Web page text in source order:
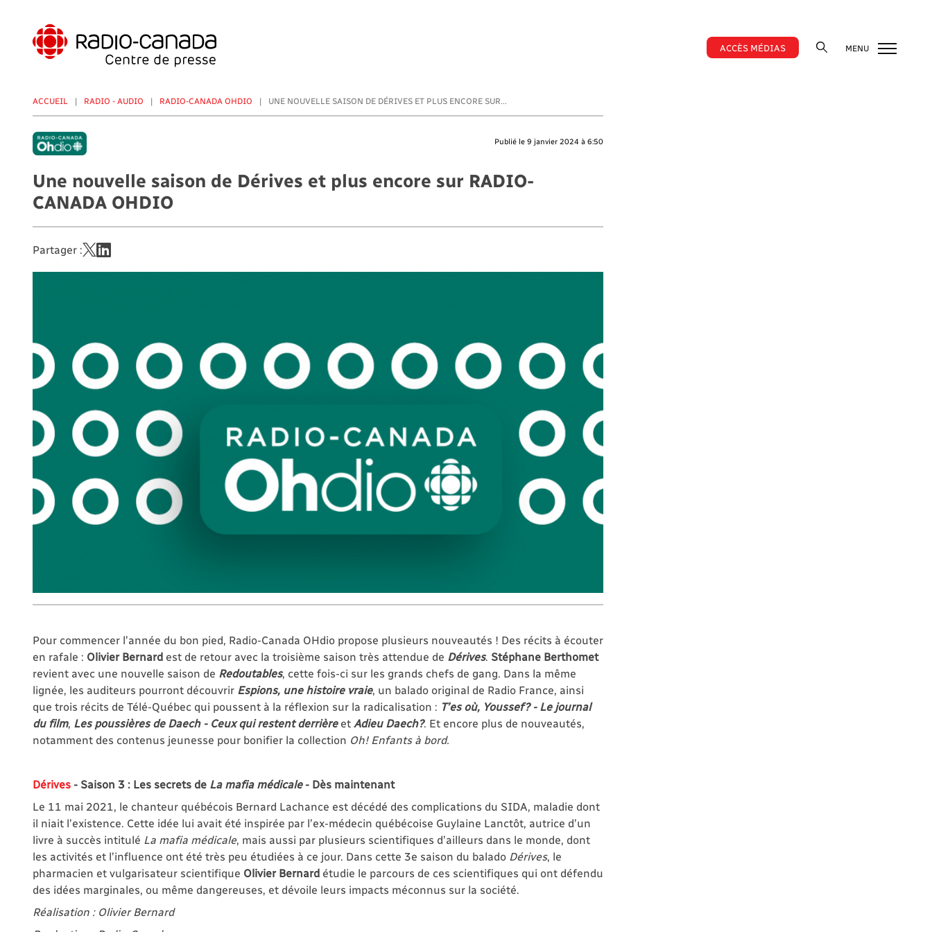
contenu
principal
ACCÈS MÉDIAS MENU
ACCUEIL RADIO - AUDIO RADIO-CANADA OHDIO UNE NOUVELLE SAISON DE DÉRIVES ET PLUS ENCORE SUR...
Publié le 9 janvier 2024 à 6:50
Une nouvelle saison de Dérives et plus encore sur RADIO-
CANADA OHDIO
Partager :
Pour commencer l’année du bon pied, Radio-Canada OHdio propose plusieurs nouveautés ! Des récits à écouter
en rafale : Olivier Bernard est de retour avec la troisième saison très attendue de Dérives. Stéphane Berthomet
revient avec une nouvelle saison de Redoutables, cette fois-ci sur les grands chefs de gang. Dans la même
lignée, les auditeurs pourront découvrir Espions, une histoire vraie, un balado original de Radio France, ainsi
que trois récits de Télé-Québec qui poussent à la réflexion sur la radicalisation : T’es où, Youssef? - Le journal
du film, Les poussières de Daech - Ceux qui restent derrière et Adieu Daech?. Et encore plus de nouveautés,
notamment des contenus jeunesse pour bonifier la collection Oh! Enfants à bord.
Dérives - Saison 3 : Les secrets de La mafia médicale- Dès maintenant
Le 11 mai 2021, le chanteur québécois Bernard Lachance est décédé des complications du SIDA, maladie dont
il niait l’existence. Cette idée lui avait été inspirée par l’ex-médecin québécoise Guylaine Lanctôt, autrice d’un
livre à succès intitulé La mafia médicale, mais aussi par plusieurs scientifiques d’ailleurs dans le monde, dont
les activités et l’influence ont été très peu étudiées à ce jour. Dans cette 3e saison du balado Dérives, le
pharmacien et vulgarisateur scientifique Olivier Bernard étudie le parcours de ces scientifiques qui ont défendu
des idées marginales, ou même dangereuses, et dévoile leurs impacts méconnus sur la société.
Réalisation : Olivier Bernard